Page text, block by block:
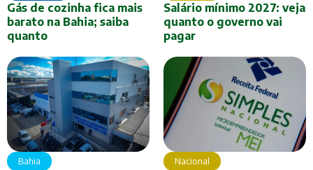
Gás de cozinha fica mais
barato na Bahia; saiba
quanto
Salário mínimo 2027: veja
quanto o governo vai
pagar
Bahia Nacional